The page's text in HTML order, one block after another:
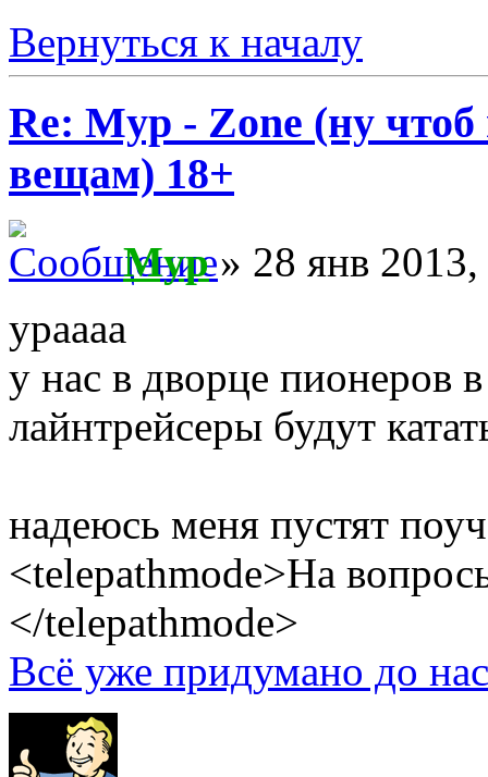
Вернуться к началу
Re: Myp - Zone (ну
вещам) 18+
Myp» 28 янв 2013,
ураааа
у нас в дворце пионеров
лайнтрейсеры будут
надеюсь меня пустят
<telepathmode>На
</telepathmode>
Всё уже придумано до